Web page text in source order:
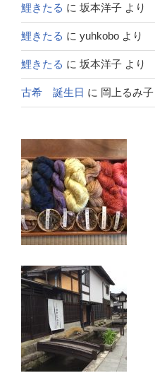
鯉きたる に 坂本洋子 より
鯉きたる に yuhkobo より
鯉きたる に 坂本洋子 より
古希 誕生日 に 岡上るみ子